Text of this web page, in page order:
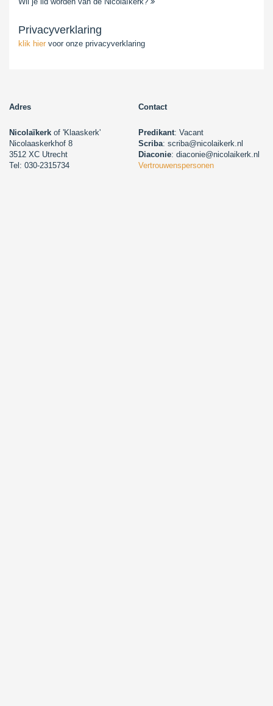
Privacyverklaring
klik hier voor onze privacyverklaring
Adres Contact
Nicolaïkerk of 'Klaaskerk'
Nicolaaskerkhof 8
3512 XC Utrecht
Tel: 030-2315734
Predikant: Vacant
Scriba: scriba@nicolaikerk.nl
Diaconie: diaconie@nicolaikerk.nl
Vertrouwenspersonen